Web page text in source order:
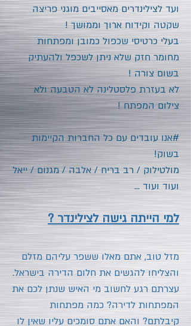
ועד לצילינדרים מאסייבים מוגני פריצה
שקטה וקידוח ארוך וממושך !
בעלי כרטיסי שכפול כמובן ומפתחות
מחומר חזק שלא ניתן לשכפל ולהעתיק
בשום צורה !
לא בעזרת פלסטלינה לא הטבעה ולא
צילום המפתח !
#אנו עובדים עם כל החברות הקיימות
בשוק!
מולטילוק / רב בריח / אלבה / מגנום / ייאל
ועוד ועוד ...
למי הייתה גישה לצילינדר ?
מזל טוב, אתם מאלו ששפר עליהם מזלם
והצליחו להגשים את חלום הדירה בישראל.
עצרתם רגע לחשוב מי האיש שנתן לכם את
המפתחות לדירה? כמה מפתחות
קיבלתם? והאם אתם סומכים עליו שאין לו